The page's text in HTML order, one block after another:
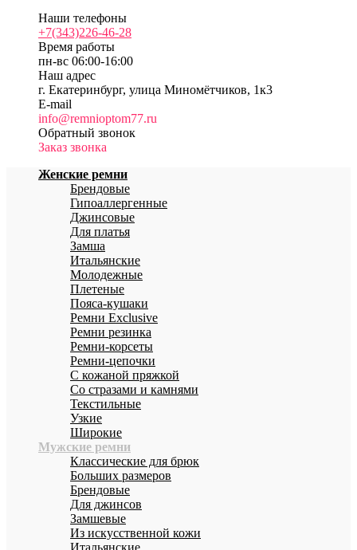
Наши телефоны
+7(343)226-46-28
Время работы
пн-вс 06:00-16:00
Наш адрес
г. Екатеринбург, улица Миномётчиков, 1к3
E-mail
info@remnioptom77.ru
Обратный звонок
Заказ звонка
Женские ремни
Брендовые
Гипоаллергенные
Джинсовые
Для платья
Замша
Итальянские
Молодежные
Плетеные
Пояса-кушаки
Ремни Exclusive
Ремни резинка
Ремни-корсеты
Ремни-цепочки
С кожаной пряжкой
Со стразами и камнями
Текстильные
Узкие
Широкие
Мужские ремни
Классические для брюк
Больших размеров
Брендовые
Для джинсов
Замшевые
Из искусственной кожи
Итальянские